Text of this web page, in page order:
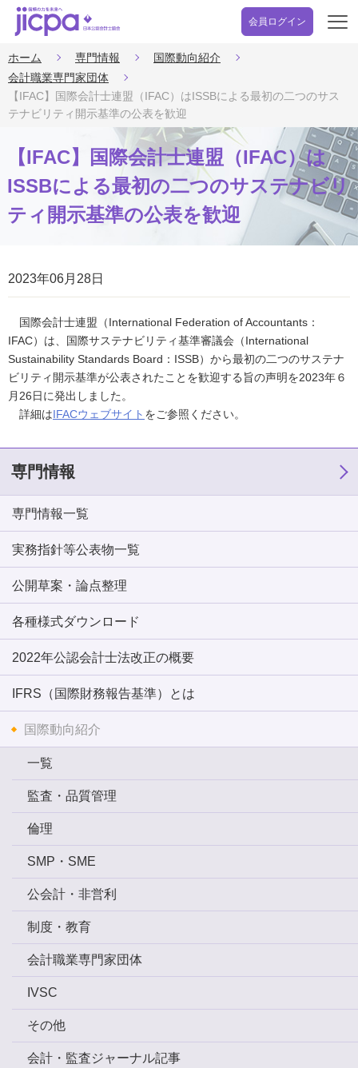
会員ログイン
開
ホーム 専門情報
国際動向紹介
会計職業専門家団体
【IFAC】国際会計士連盟（IFAC）はISSBによる最初の二つのサス
テナビリティ開示基準の公表を歓迎
【IFAC】国際会計士連盟（IFAC）は
ISSBによる最初の二つのサステナビリ
ティ開示基準の公表を歓迎
2023年06月28日
国際会計士連盟（International Federation of Accountants：
IFAC）は、国際サステナビリティ基準審議会（International
Sustainability Standards Board：ISSB）から最初の二つのサステナ
ビリティ開示基準が公表されたことを歓迎する旨の声明を2023年６
月26日に発出しました。
詳細はIFACウェブサイト をご参照ください。
専門情報
専門情報一覧
実務指針等公表物一覧
公開草案・論点整理
各種様式ダウンロード
2022年公認会計士法改正の概要
IFRS（国際財務報告基準）とは
国際動向紹介
一覧
監査・品質管理
倫理
SMP・SME
公会計・非営利
制度・教育
会計職業専門家団体
IVSC
その他
会計・監査ジャーナル記事